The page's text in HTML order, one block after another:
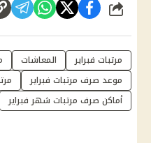
شارك
مرتبات فبراير المعاشات
موعد صرف مرتبات فبراير
أماكن صرف مرتبات شهر فبراير